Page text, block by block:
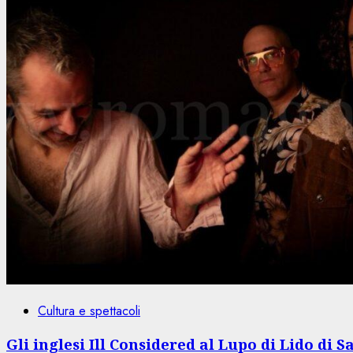
Cultura e spettacoli
Gli inglesi Ill Considered al Lupo di Lido di